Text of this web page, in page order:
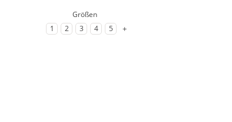
Größen
zu Größe
1 zu Größe
2 zu Größe
3 zu Größe
4 zu Größe
5 zu weitere Varianten
+